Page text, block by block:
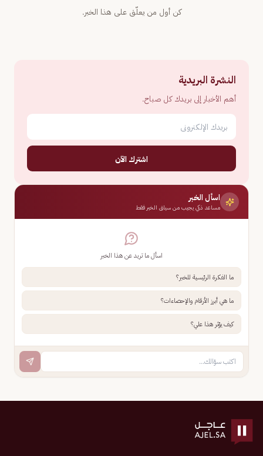
كن أول من يعلّق على هذا الخبر.
النشرة البريدية
أهم الأخبار إلى بريدك كل صباح.
اشترك الآن
اسأل الخبر
مساعد ذكي يجيب من سياق الخبر فقط
اسأل ما تريد عن هذا الخبر
ما الفكرة الرئيسية للخبر؟
ما هي أبرز الأرقام والإحصاءات؟
كيف يؤثر هذا علي؟